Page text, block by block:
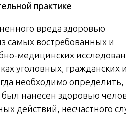
практике
вреда здоровью
самых востребованных и
медицинских
уголовных, гражданских и
необходимо определить,
нанесен здоровью
действий, несчастного